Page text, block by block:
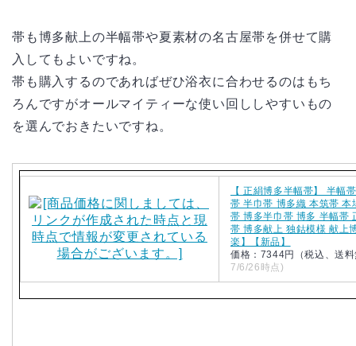
帯も博多献上の半幅帯や夏素材の名古屋帯を併せて購
入してもよいですね。
帯も購入するのであればぜひ浴衣に合わせるのはもち
ろんですがオールマイティーな使い回ししやすいもの
を選んでおきたいですね。
【 正絹博多半幅帯】 半幅
帯 半巾帯 博多織 本筑帯 本
帯 博多半巾帯 博多 半幅帯
帯 博多献上 独鈷模様 献上
楽】【新品】
価格：7344円（税込、送
7/6/26時点)